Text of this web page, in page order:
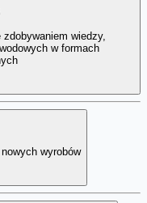
wiedzy,
w formach
wyrobów